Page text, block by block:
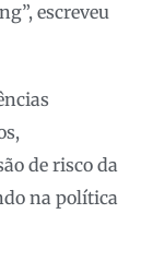
escreveu
de risco da
na política